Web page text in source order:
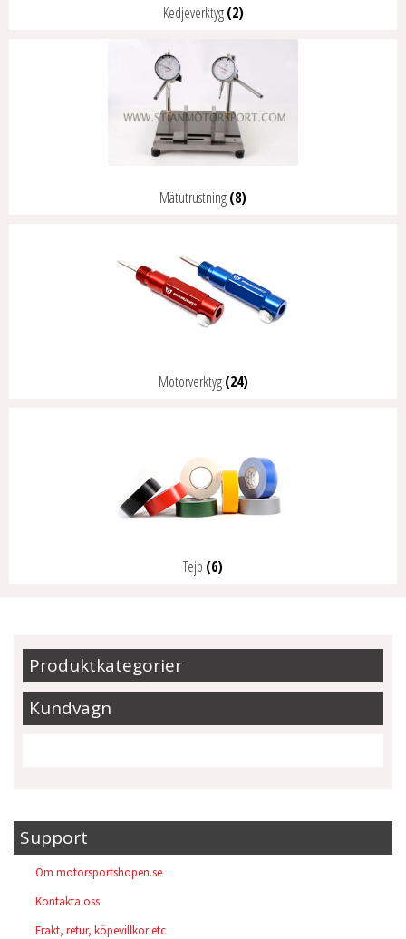
Kedjeverktyg(2)
Mätutrustning(8)
Motorverktyg(24)
Tejp (6)
Produktkategorier
Kundvagn
Support
Om motorsportshopen.se
Kontakta oss
Frakt, retur, köpevillkor etc